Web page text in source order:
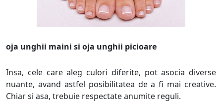
oja unghii maini si oja unghii picioare
Insa, cele care aleg culori diferite, pot asocia diverse
nuante, avand astfel posibilitatea de a fi mai creative.
Chiar si asa, trebuie respectate anumite reguli.